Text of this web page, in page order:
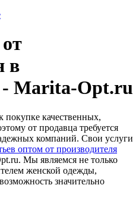
в
- Marita-Opt.ru
качественных,
от продавца требуется
компаний. Свои услуги
оптом от производителя
Мы являемся не только
женской одежды,
значительно